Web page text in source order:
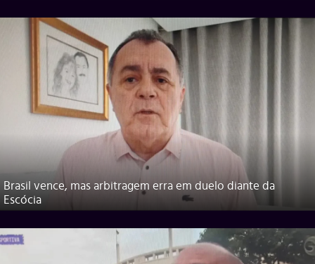
Brasil vence, mas arbitragem erra em duelo diante da
Escócia